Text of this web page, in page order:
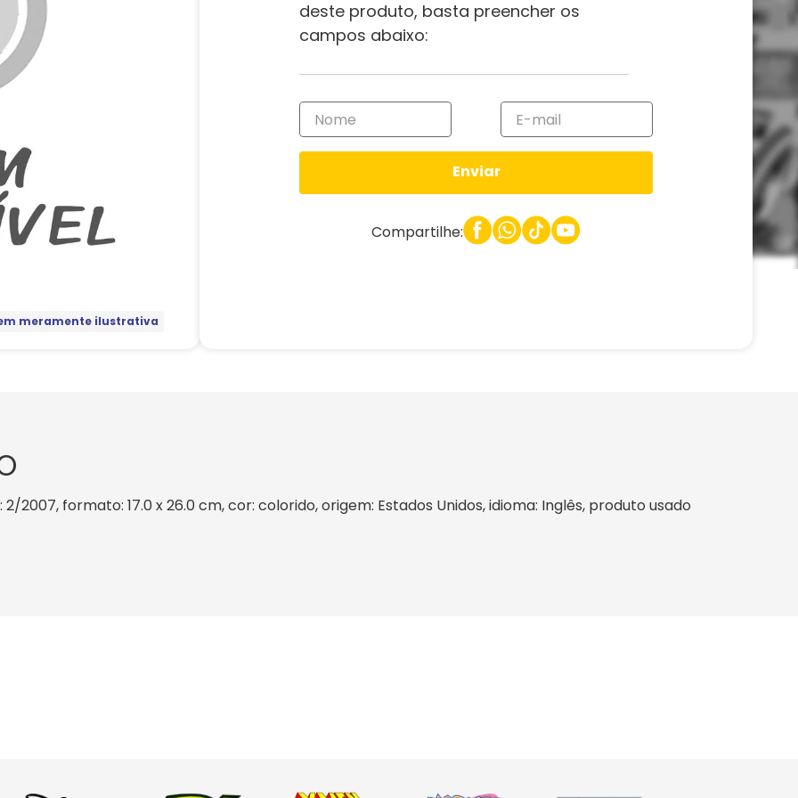
meramente ilustrativa
deste produto, basta preencher os
campos abaixo:
Enviar
Compartilhe:
2007, formato: 17.0 x 26.0 cm, cor: colorido, origem: Estados Unidos, idioma: Inglês, produto usado